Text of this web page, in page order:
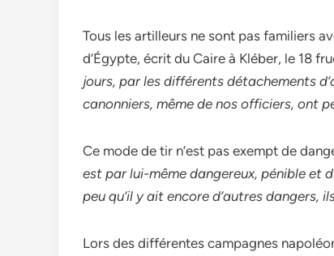
Tous les artilleurs ne sont pas familiers
d’Égypte, écrit du Caire à Kléber, le 18
jours, par les différents détachements
canonniers, même de nos officiers, ont
Ce mode de tir n’est pas exempt de
est par lui-même dangereux, pénible et
peu qu’il y ait encore d’autres dangers,
Lors des différentes campagnes